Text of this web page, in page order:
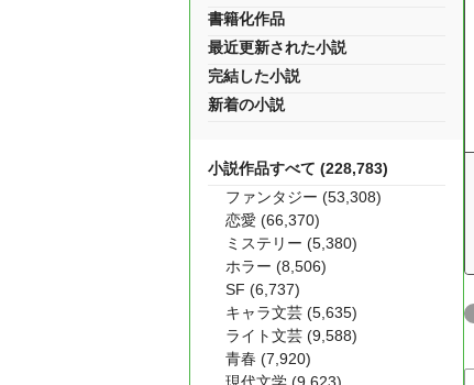
書籍化作品
最近更新された小説
完結した小説
新着の小説
小説作品すべて (228,783)
ファンタジー (53,308)
恋愛 (66,370)
ミステリー (5,380)
ホラー (8,506)
SF (6,737)
キャラ文芸 (5,635)
ライト文芸 (9,588)
青春 (7,920)